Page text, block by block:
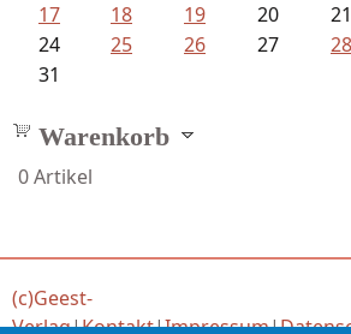
17
18 19 20 21
24
25 26 27 28
31
Warenkorb
0Artikel
(c)Geest-
Verlag|Kontakt|Impressum|